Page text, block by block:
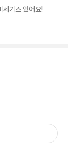
세기스 있어요!